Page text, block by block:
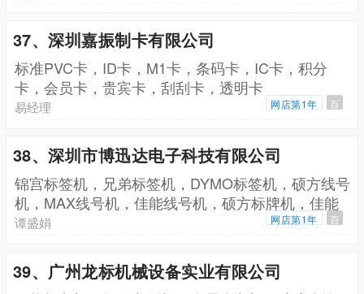
37、深圳嘉振制卡有限公司
标准PVC卡，ID卡，M1卡，条码卡，IC卡，积分
卡，会员卡，贵宾卡，刮刮卡，透明卡
易经理 网店第1年 百
38、深圳市博迅达电子科技有限公司
锦宫标签机，兄弟标签机，DYMO标签机，硕方线号
机，MAX线号机，佳能线号机，硕方标牌机，佳能
标牌机
谭盛娟 网店第1年 百
39、广州龙标机械设备实业有限公司